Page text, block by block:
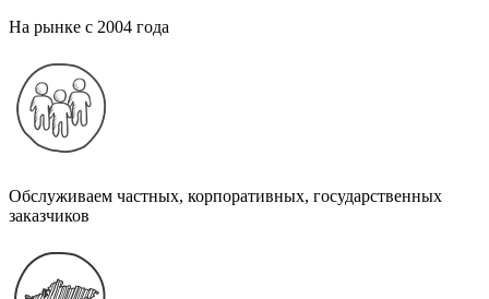
На рынке с 2004 года
Обслуживаем частных, корпоративных, государственных
заказчиков